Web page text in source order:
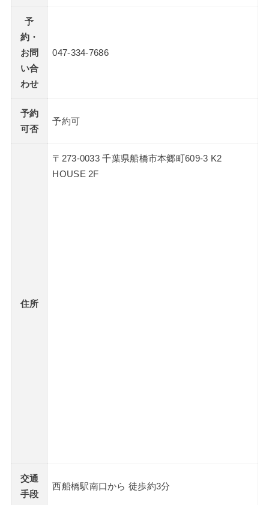
予
約・
お問
い合
わせ
047-334-7686
予約
可否
予約可
住所
〒273-0033 千葉県船橋市本郷町609-3 K2
HOUSE 2F
交通
手段
西船橋駅南口から 徒歩約3分